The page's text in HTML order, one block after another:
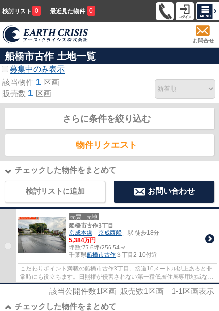
検討リスト 0 最近見た物件 0
お問合せ
船橋市古作 土地一覧
募集中のみ表示
該当物件 1 区画
販売数 1 区画
さらに条件を絞り込む
物件リクエスト
チェックした物件をまとめて
検討リストに追加 お問い合わせ
売買｜売地
船橋市古作3丁目
京成本線 「 京成西船 」駅 徒歩18分
5,384万円
坪数:77.6坪/256.54㎡
千葉県船橋市古作 ３丁目2-10付近
こだわりポイント満載の船橋市古作3丁目。接道10メートル以上あると非
常時にも役立ちます。日照権が侵害されない第一種低層住居専用地域なの
で、将来の住まいも安心ですよ。建築条件が...
該当公開件数1区画 販売数1区画 1-1区画表示
チェックした物件をまとめて